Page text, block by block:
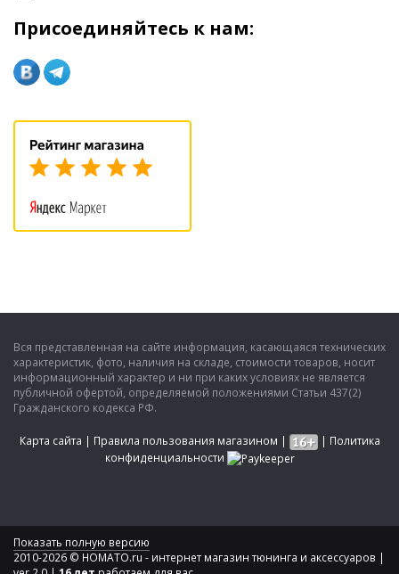
Присоединяйтесь к нам:
Вся представленная на сайте информация, касающаяся технических
характеристик, фото, наличия на складе, стоимости товаров, носит
информационный характер и ни при каких условиях не является
публичной офертой, определяемой положениями Статьи 437(2)
Гражданского кодекса РФ.
Карта сайта | Правила пользования магазином | | Политика
конфиденциальности
Показать полную версию
2010-2026 © HOMATO.ru - интернет магазин тюнинга и аксессуаров |